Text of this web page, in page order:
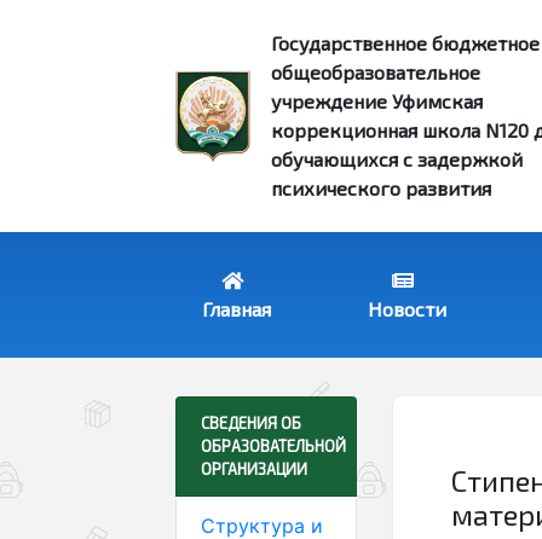
Государственное бюджетное
общеобразовательное
учреждение Уфимская
коррекционная школа N120
обучающихся с задержкой
психического развития
Главная Новости
Структура и